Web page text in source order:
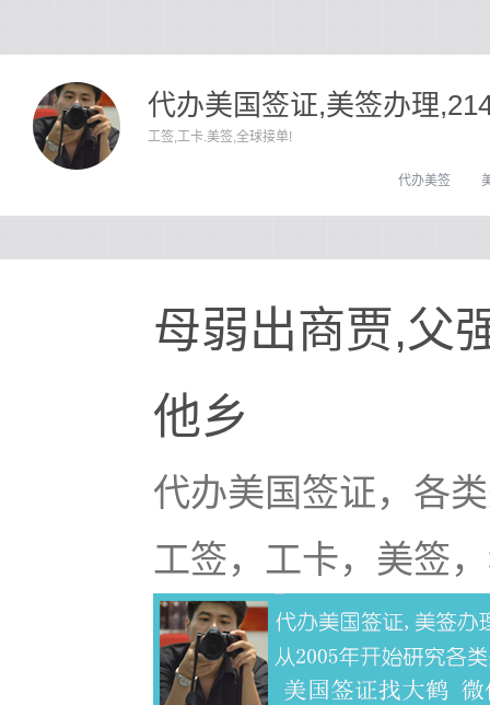
代办美国签证,美签办理
工签,工卡.美签,全球接单!
代办美签
母弱出商贾,父
他乡
代办美国签证，各
工签，工卡，美签